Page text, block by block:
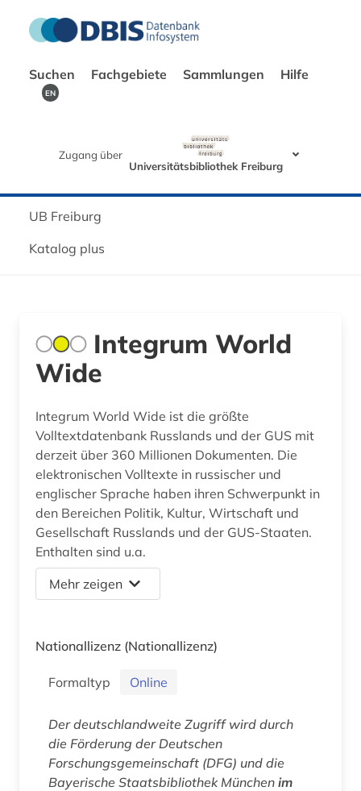
Suchen Fachgebiete Sammlungen Hilfe
EN
Zugang über
Universitätsbibliothek Freiburg
UB Freiburg
Katalog plus
Integrum World
Wide
Integrum World Wide ist die größte
Volltextdatenbank Russlands und der GUS mit
derzeit über 360 Millionen Dokumenten. Die
elektronischen Volltexte in russischer und
englischer Sprache haben ihren Schwerpunkt in
den Bereichen Politik, Kultur, Wirtschaft und
Gesellschaft Russlands und der GUS-Staaten.
Enthalten sind u.a.
Mehr zeigen
Nationallizenz (Nationallizenz)
Formaltyp Online
Der deutschlandweite Zugriff wird durch
die Förderung der Deutschen
Forschungsgemeinschaft (DFG) und die
Bayerische Staatsbibliothek München im